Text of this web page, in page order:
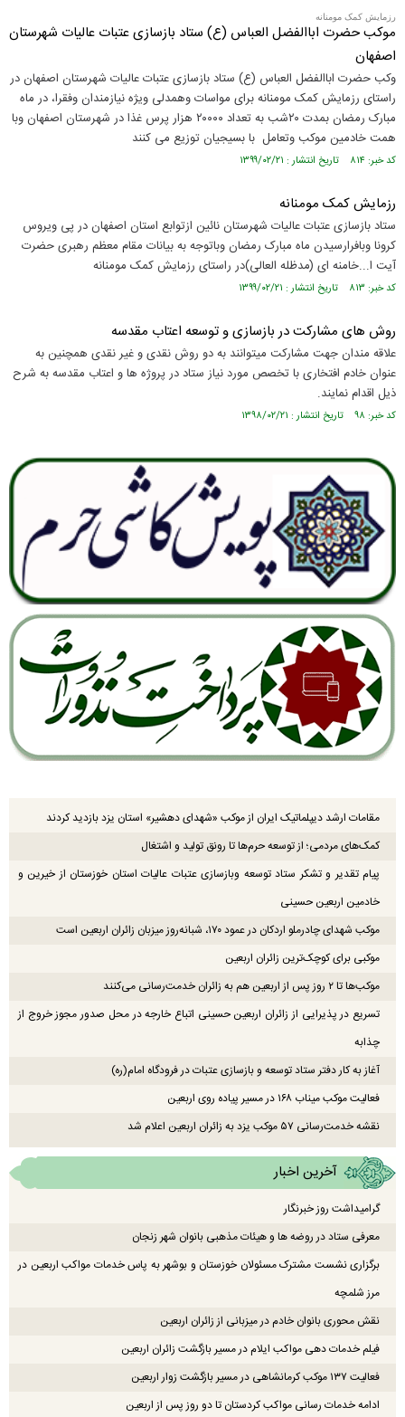
رزمایش کمک مومنانه
موکب حضرت اباالفضل العباس (ع) ستاد بازسازی عتبات عالیات شهرستان
اصفهان
وکب حضرت اباالفضل العباس (ع) ستاد بازسازی عتبات عالیات شهرستان اصفهان در
راستای رزمایش کمک مومنانه برای مواسات وهمدلی ویژه نیازمندان وفقرا، در ماه
مبارک رمضان بمدت ۲۰شب به تعداد ۲۰۰۰۰ هزار پرس غذا در شهرستان اصفهان وبا
همت خادمین موکب وتعامل با بسیجیان توزیع می کنند
کد خبر: ۸۱۴ تاریخ انتشار : ۱۳۹۹/۰۲/۲۱
رزمایش کمک مومنانه
ستاد بازسازی عتبات عالیات شهرستان نائین ازتوابع استان اصفهان در پی ویروس
کرونا وبافرارسیدن ماه مبارک رمضان وباتوجه به بیانات مقام معظم رهبری حضرت
آیت ا...خامنه ای (مدظله العالی)در راستای رزمایش کمک مومنانه
کد خبر: ۸۱۳ تاریخ انتشار : ۱۳۹۹/۰۲/۲۱
روش های مشارکت در بازسازی و توسعه اعتاب مقدسه
علاقه مندان جهت مشارکت میتوانند به دو روش نقدی و غیر نقدی همچنین به
عنوان خادم افتخاری با تخصص مورد نیاز ستاد در پروژه ها و اعتاب مقدسه به شرح
ذیل اقدام نمایند.
کد خبر: ۹۸ تاریخ انتشار : ۱۳۹۸/۰۲/۲۱
مقامات ارشد دیپلماتیک ایران از موکب «شهدای دهشیر» استان یزد بازدید کردند
کمک‌های مردمی؛ از توسعه حرم‌ها تا رونق تولید و اشتغال
پیام تقدیر و تشکر ستاد توسعه وبازسازی عتبات عالیات استان خوزستان از خیرین و
خادمین اربعین حسینی
موکب شهدای چادرملو اردکان در عمود ۱۷۰، شبانه‌روز میزبان زائران اربعین است
موکبی برای کوچک‌ترین زائران اربعین
موکب‌ها تا ۲ روز پس از اربعین هم به زائران خدمت‌رسانی می‌کنند
تسریع در پذیرایی از زائران اربعین حسینی اتباع خارجه در محل صدور مجوز خروج از
چذابه
آغاز به کار دفتر ستاد توسعه و بازسازی عتبات در فرودگاه امام(ره)
فعالیت موکب میناب ۱۶۸ در مسیر پیاده روی اربعین
نقشه خدمت‌رسانی ۵۷ موکب یزد به زائران اربعین اعلام شد
آخرین اخبار
گرامیداشت روز خبرنگار
معرفی ستاد در روضه ها و هیئات مذهبی بانوان شهر زنجان
برگزاری نشست مشترک مسئولان خوزستان و بوشهر به پاس خدمات مواکب اربعین در
مرز شلمچه
نقش محوری بانوان خادم در میزبانی از زائران اربعین
فیلم خدمات دهی مواکب ایلام در مسیر بازگشت زائران اربعین
فعالیت ۱۳۷ موکب کرمانشاهی در مسیر بازگشت زوار اربعین
ادامه خدمات رسانی مواکب کردستان تا دو روز پس از اربعین